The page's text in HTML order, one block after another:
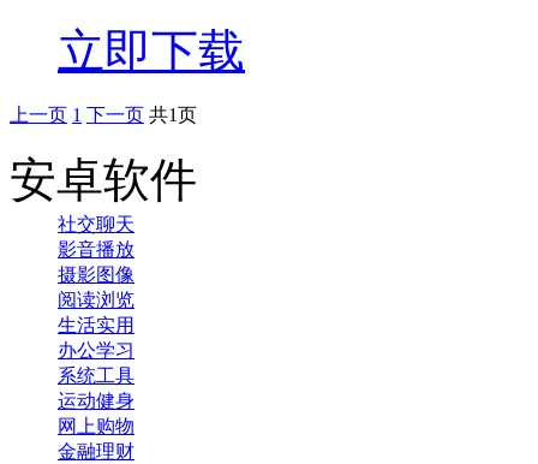
立即下载
上一页 1 下一页 共1页
安卓软件
社交聊天
影音播放
摄影图像
阅读浏览
生活实用
办公学习
系统工具
运动健身
网上购物
金融理财